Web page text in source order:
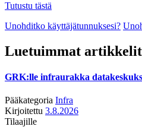
Tutustu tästä
Unohditko käyttäjätunnuksesi?
Luetuimmat artikkelit
GRK:lle infraurakka
Pääkategoria Infra
Kirjoitettu 3.8.2026
Tilaajille